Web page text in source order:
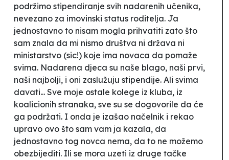
podržimo stipendiranje svih nadarenih učenika,
nevezano za imovinski status roditelja. Ja
jednostavno to nisam mogla prihvatiti zato što
sam znala da mi nismo društva ni država ni
ministarstvo (sic!) koje ima novaca da pomaže
svima. Nadarena djeca su naše blago, naši prvi,
naši najbolji, i oni zaslužuju stipendije. Ali svima
davati... Sve moje ostale kolege iz kluba, iz
koalicionih stranaka, sve su se dogovorile da će
ga podržati. I onda je izašao načelnik i rekao
upravo ovo što sam vam ja kazala, da
jednostavno tog novca nema, da to ne možemo
obezbijediti. Ili se mora uzeti iz druge tačke